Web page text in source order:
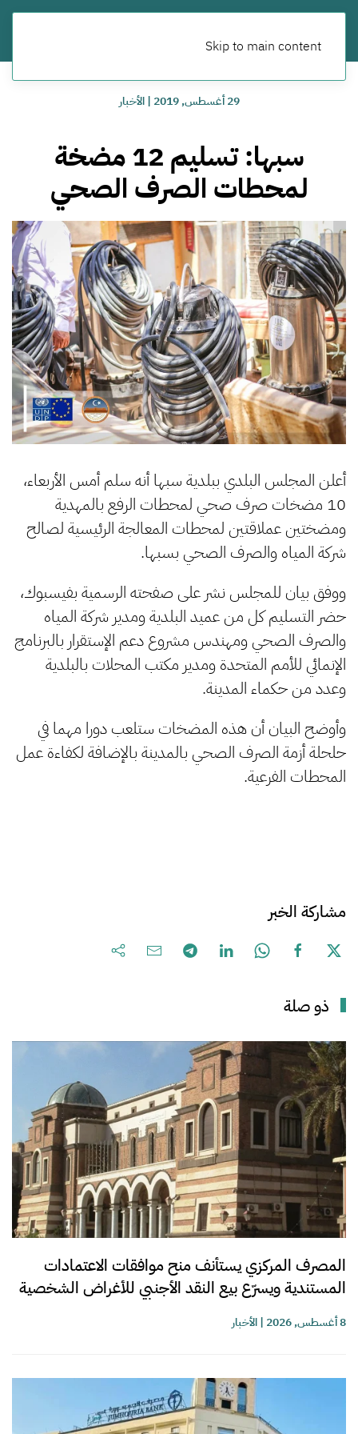
Skip to main content
29 أغسطس, 2019 |الأخبار
سبها: تسليم 12 مضخة
لمحطات الصرف الصحي
أعلن المجلس البلدي ببلدية سبها أنه سلم أمس الأربعاء،
10 مضخات صرف صحي لمحطات الرفع بالمهدية
ومضختين عملاقتين لمحطات المعالجة الرئيسية لصالح
شركة المياه والصرف الصحي بسبها.
ووفق بيان للمجلس نشر على صفحته الرسمية بفيسبوك،
حضر التسليم كل من عميد البلدية ومدير شركة المياه
والصرف الصحي ومهندس مشروع دعم الإستقرار بالبرنامج
الإنمائي للأمم المتحدة ومدير مكتب المحلات بالبلدية
وعدد من حكماء المدينة.
وأوضح البيان أن هذه المضخات ستلعب دورا مهما في
حلحلة أزمة الصرف الصحي بالمدينة بالإضافة لكفاءة عمل
المحطات الفرعية.
مشاركة الخبر
ذو صلة
المصرف المركزي يستأنف منح موافقات الاعتمادات
المستندية ويسرّع بيع النقد الأجنبي للأغراض الشخصية
8 أغسطس, 2026 |الأخبار